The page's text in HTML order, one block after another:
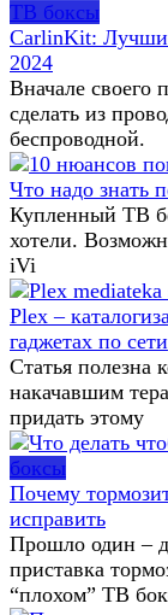
ТВ боксы
CarlinKit:
2024
Вначале своего
cделать из
беспроводной.
Что надо знать
Купленный ТВ
хотели.
iVi
Plex –
гаджетах по сети
Статья полезна
накачавшим
придать этому
боксы
Почему
исправить
Прошло один –
приставка
“плохом” ТВ